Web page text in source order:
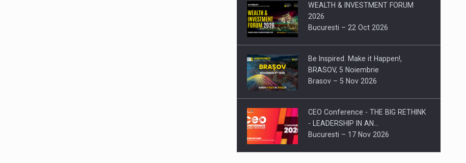
WEALTH & INVESTMENT FORUM
2026
Bucuresti – 22 Oct 2026
Be Inspired. Make it Happen!,
BRASOV, 5 Noiembrie
Brasov – 5 Nov 2026
CEO Conference - THE BIG RETHINK
- LEADERSHIP IN AN…
Bucuresti – 17 Nov 2026